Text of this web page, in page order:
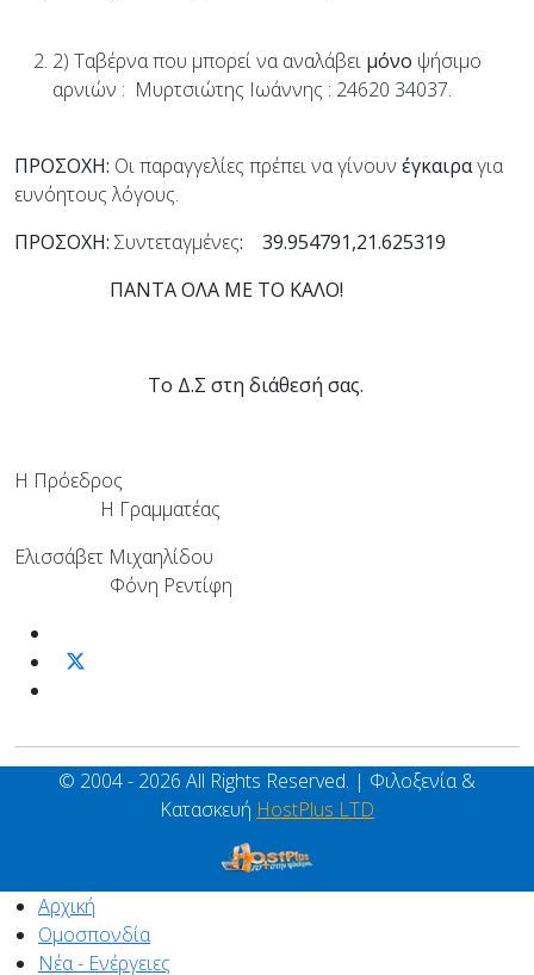
2) Ταβέρνα που μπορεί να αναλάβει μόνο ψήσιμο
αρνιών : Μυρτσιώτης Ιωάννης : 24620 34037.
ΠΡΟΣΟΧΗ: Οι παραγγελίες πρέπει να γίνουν έγκαιραγια
ευνόητους λόγους.
ΠΡΟΣΟΧΗ: Συντεταγμένες: 39.954791,21.625319
ΠΑΝΤΑ ΟΛΑ ΜΕ ΤΟ ΚΑΛΟ!
Το Δ.Σ στη διάθεσή σας.
Η Πρόεδρος
Η Γραμματέας
Ελισσάβετ Μιχαηλίδου
Φόνη Ρεντίφη
© 2004 - 2026 All Rights Reserved. | Φιλοξενία &
Κατασκευή HostPlus LTD
Αρχική
Ομοσπονδία
Νέα - Ενέργειες